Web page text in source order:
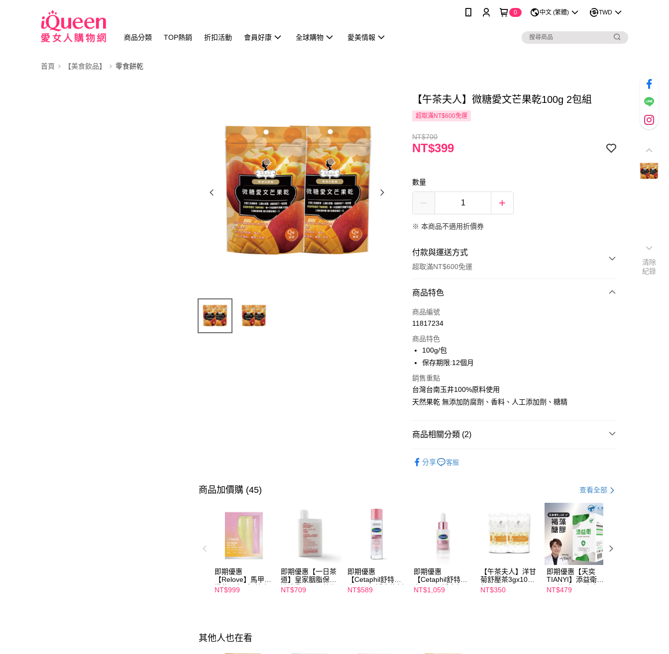
0 中文 (繁體) TWD
商品分類 TOP熱銷 折扣活動 會員好康 全球購物 愛美情報
首頁 【美食飲品】 零食餅乾
【午茶夫人】微糖愛文芒果乾100g 2包組
超取滿NT$600免運
NT$700
NT$399
數量
※ 本商品不適用折價券
付款與運送方式
超取滿NT$600免運
付款方式
信用卡一次付款
LINE Pay
Apple Pay
街口支付
悠遊付
全盈+PAY
AFTEE先享後付
AFTEE先享後付是「在收到商品之後才付款」的支付方式。 讓您購物簡單
２．便利：只要手機號碼，簡訊認證，即可結帳。
３．安心：先確認商品／服務後，再付款。
【「AFTEE先享後付」結帳流程】
１．於結帳方式選擇「AFTEE先享後付」後，將跳轉至「AFTEE先享後
付」結帳頁面，進行簡訊認證並確認金額後，即可完成結帳。
２．訂單成立數日內，您將收到繳費通知簡訊。
３．收到繳費通知簡訊後14天內，點擊此簡訊中的連結，可透過四大超商
／ATM／網路銀行／等多元方式進行付款，方視為交易完成。
※ 請注意：結帳手續完成當下不需立刻繳費，但若您需要取消訂單，請聯
全家付款取貨
每筆NT$100，滿NT$600(含以上)免運費
付款後全家取貨
每筆NT$100，滿NT$600(含以上)免運費
商品特色
商品編號
11817234
商品特色
100g/包
保存期限:12個月
銷售重點
台灣台南玉井100%原料使用
天然果乾 無添加防腐劑、香料、人工添加劑、糖精
商品相關分類 (2)
分享 客服
商品加價購 (45) 查看全部
即期優惠
【Relove】馬甲纖
纖飲24包/盒-綜合
口味(效期2027-
NT$999
即期優惠【一日茶
道】皇家胭脂保濕
沐浴乳600ml 效期
2027/2/19
NT$709
即期優惠
【Cetaphil舒特
膚】BHR淨白煥新
化妝水 150mL 效
NT$589
即期優惠
【Cetaphil舒特
膚】BHR淨白無暇
精華液 30ml 效期
NT$1,059
【午茶夫人】洋甘
菊舒壓茶3gx10入/
包 x2
NT$350
即期優惠【天奕
TIANYI】添益衛
(30粒/盒) 日本專
利JSF-1®褐藻醣
NT$479
其他人也在看
清除
紀錄